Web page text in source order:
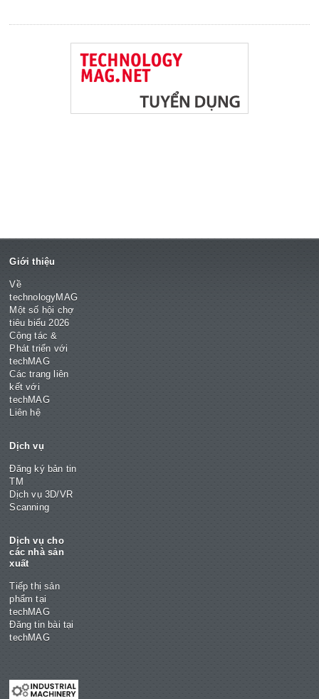
Giới thiệu
Về
technologyMAG
Một số hội chợ
tiêu biểu 2026
Cộng tác &
Phát triển với
techMAG
Các trang liên
kết với
techMAG
Liên hệ
Dịch vụ
Đăng ký bản tin
TM
Dịch vụ 3D/VR
Scanning
Dịch vụ cho
các nhà sản
xuất
Tiếp thị sản
phẩm tại
techMAG
Đăng tin bài tại
techMAG